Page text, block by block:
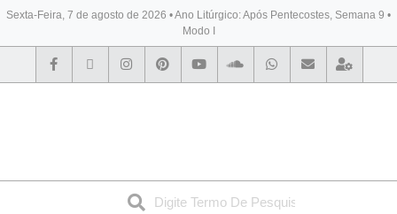
Sexta-Feira, 7 de agosto de 2026 • Ano Litúrgico: Após Pentecostes, Semana 9 •
Modo I
BYBLOS